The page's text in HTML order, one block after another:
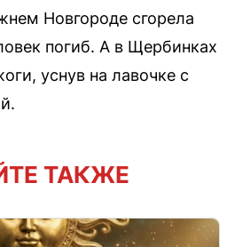
Новгороде сгорела
погиб. А в Щербинках
уснув на лавочке с
ТАКЖЕ